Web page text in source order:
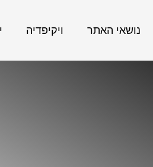
נושאי האתר ויקיפדיה